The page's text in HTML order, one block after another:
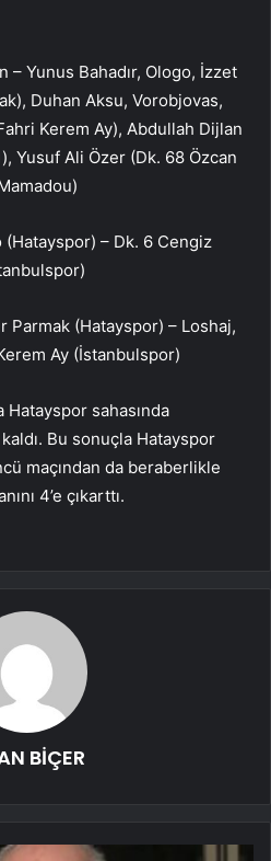
– Yunus Bahadır, Ologo, İzzet
Duhan Aksu, Vorobjovas,
Kerem Ay), Abdullah Dijlan
Yusuf Ali Özer (Dk. 68 Özcan
(Hatayspor) – Dk. 6 Cengiz
Parmak (Hatayspor) – Loshaj,
Ay (İstanbulspor)
Hatayspor sahasında
Bu sonuçla Hatayspor
maçından da beraberlikle
4’e çıkarttı.
BİÇER